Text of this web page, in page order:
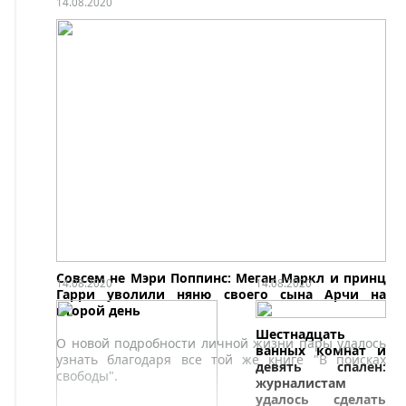
миллиона долларов,
Совсем не Мэри Поппинс: Меган Маркл и принц
Гарри уволили няню своего сына Арчи на
второй день
О новой подробности личной жизни пары удалось
узнать благодаря все той же книге "В поисках
свободы".
14.08.2020 14.08.2020
Шестнадцать
ванных комнат и
девять спален:
журналистам
удалось сделать